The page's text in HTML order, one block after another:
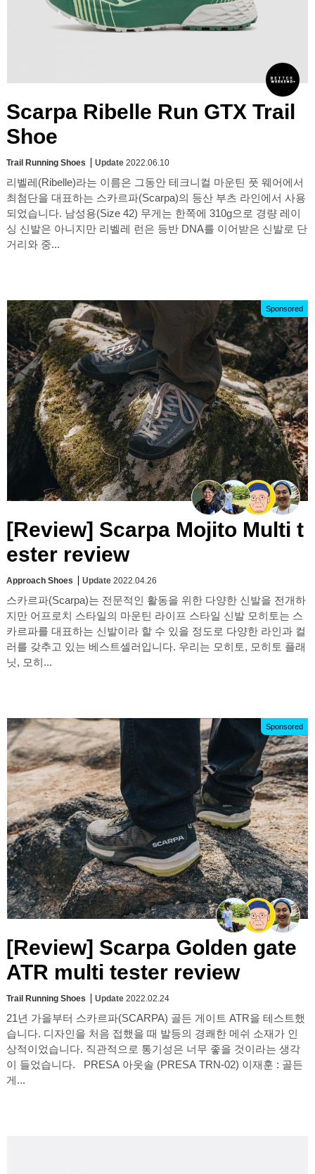
Scarpa Ribelle Run GTX Trail
Shoe
Trail Running Shoes Update 2022.06.10
리벨레(Ribelle)라는 이름은 그동안 테크니컬 마운틴 풋 웨어에서
최첨단을 대표하는 스카르파(Scarpa)의 등산 부츠 라인에서 사용
되었습니다. 남성용(Size 42) 무게는 한쪽에 310g으로 경량 레이
싱 신발은 아니지만 리벨레 런은 등반 DNA를 이어받은 신발로 단
거리와 중...
Sponsored
[Review] Scarpa Mojito Multi t
ester review
Approach Shoes Update 2022.04.26
스카르파(Scarpa)는 전문적인 활동을 위한 다양한 신발을 전개하
지만 어프로치 스타일의 마운틴 라이프 스타일 신발 모히토는 스
카르파를 대표하는 신발이라 할 수 있을 정도로 다양한 라인과 컬
러를 갖추고 있는 베스트셀러입니다. 우리는 모히토, 모히토 플래
닛, 모히...
Sponsored
[Review] Scarpa Golden gate
ATR multi tester review
Trail Running Shoes Update 2022.02.24
21년 가을부터 스카르파(SCARPA) 골든 게이트 ATR을 테스트했
습니다. 디자인을 처음 접했을 때 발등의 경쾌한 메쉬 소재가 인
상적이었습니다. 직관적으로 통기성은 너무 좋을 것이라는 생각
이 들었습니다. PRESA 아웃솔 (PRESA TRN-02) 이재훈 : 골든
게...